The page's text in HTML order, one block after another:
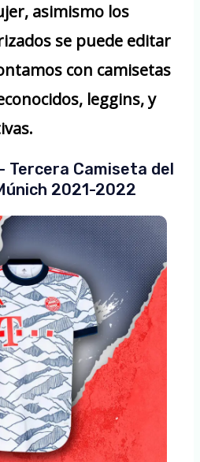
asimismo los
se puede editar
con camisetas
leggins, y
Tercera Camiseta del
2021-2022